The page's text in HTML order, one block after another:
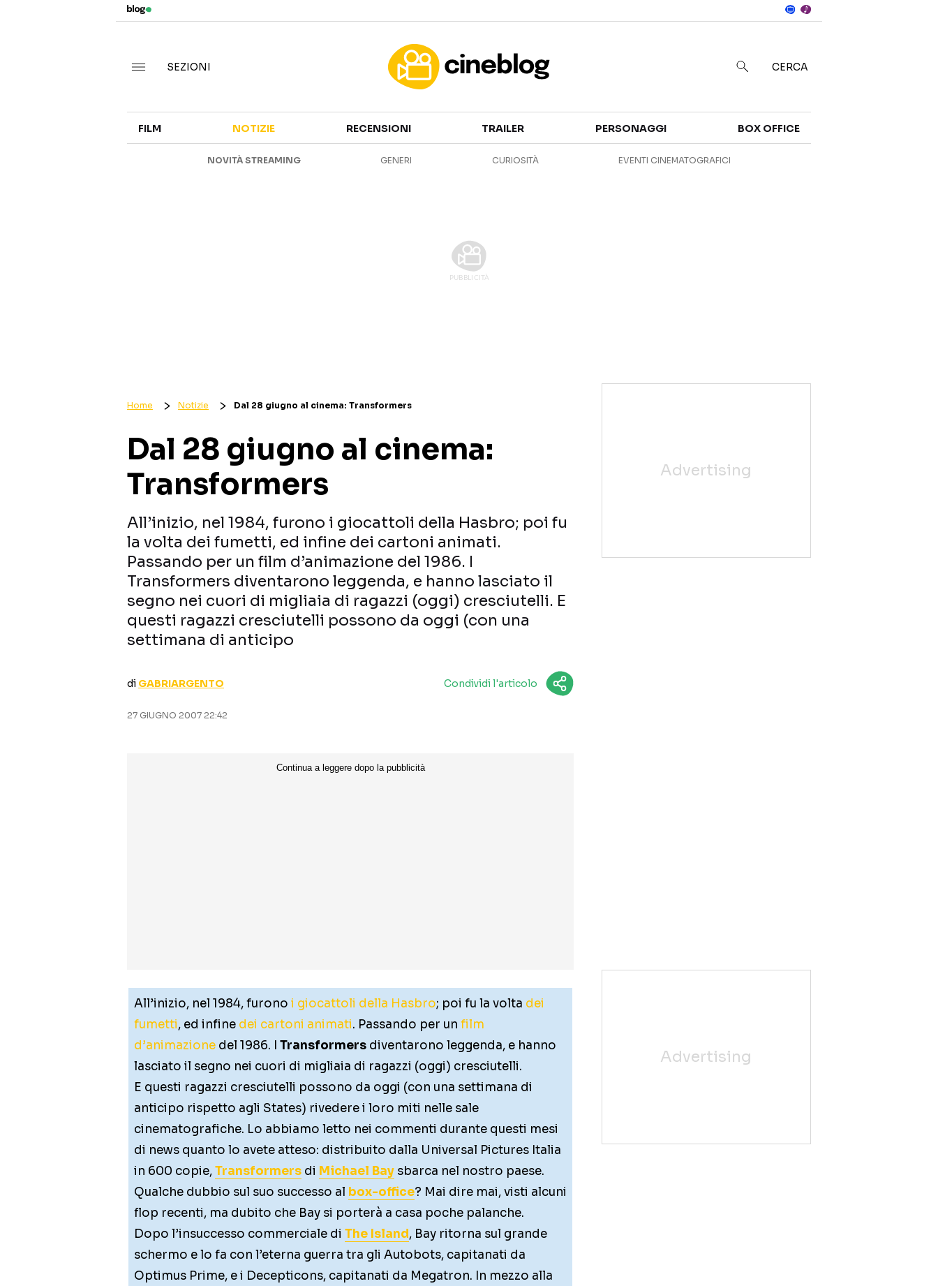
CANALI STREAMING
CURIOSITÀ
SEZIONI CERCA
FILM NOTIZIE RECENSIONI TRAILER PERSONAGGI BOX OFFICE
NOVITÀ STREAMING GENERI CURIOSITÀ EVENTI CINEMATOGRAFICI
Home Notizie Dal 28 giugno al cinema: Transformers
Dal 28 giugno al cinema:
Transformers
All’inizio, nel 1984, furono i giocattoli della Hasbro; poi fu
la volta dei fumetti, ed infine dei cartoni animati.
Passando per un film d’animazione del 1986. I
Transformers diventarono leggenda, e hanno lasciato il
segno nei cuori di migliaia di ragazzi (oggi) cresciutelli. E
questi ragazzi cresciutelli possono da oggi (con una
settimana di anticipo
di GABRIARGENTO Condividi l'articolo
27 GIUGNO 2007 22:42
All’inizio, nel 1984, furono i giocattoli della Hasbro; poi fu la volta dei
fumetti, ed infine dei cartoni animati. Passando per un film
d’animazione del 1986. I Transformers diventarono leggenda, e hanno
lasciato il segno nei cuori di migliaia di ragazzi (oggi) cresciutelli.
E questi ragazzi cresciutelli possono da oggi (con una settimana di
anticipo rispetto agli States) rivedere i loro miti nelle sale
cinematografiche. Lo abbiamo letto nei commenti durante questi mesi
di news quanto lo avete atteso: distribuito dalla Universal Pictures Italia
in 600 copie,Transformers di Michael Bay sbarca nel nostro paese.
Qualche dubbio sul suo successo al box-office? Mai dire mai, visti alcuni
flop recenti, ma dubito che Bay si porterà a casa poche palanche.
Dopo l’insuccesso commerciale di The Island, Bay ritorna sul grande
schermo e lo fa con l’eterna guerra tra gli Autobots, capitanati da
Optimus Prime, e i Decepticons, capitanati da Megatron. In mezzo alla